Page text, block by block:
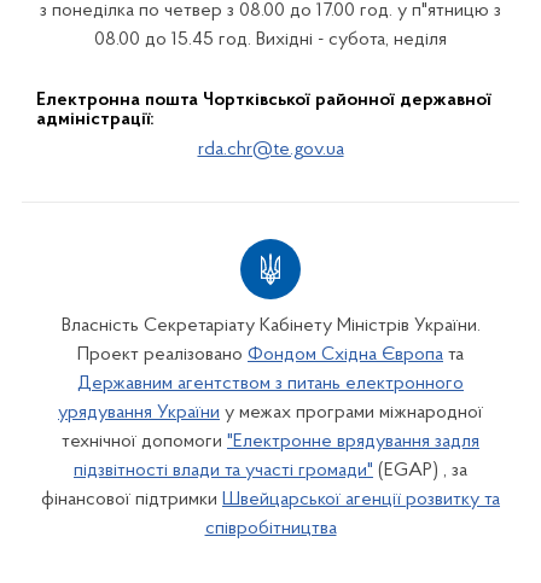
з понеділка по четвер з 08.00 до 17.00 год. у п"ятницю з
08.00 до 15.45 год. Вихідні - субота, неділя
Електронна пошта Чортківської районної державної
адміністрації:
rda.chr@te.gov.ua
Власність Секретаріату Кабінету Міністрів України.
Проект реалізовано Фондом Східна Європа та
Державним агентством з питань електронного
урядування України у межах програми міжнародної
технічної допомоги "Електронне врядування задля
підзвітності влади та участі громади" (EGAP) , за
фінансової підтримки Швейцарської агенції розвитку та
співробітництва